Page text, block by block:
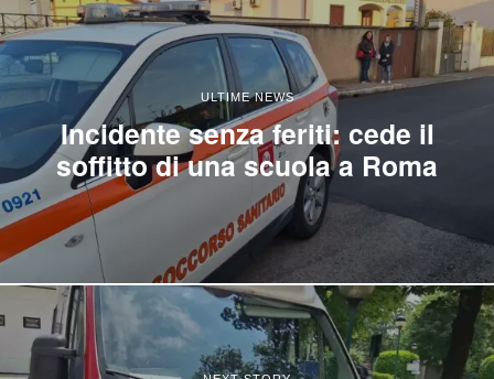
ULTIME NEWS
Incidente senza feriti: cede il
soffitto di una scuola a Roma